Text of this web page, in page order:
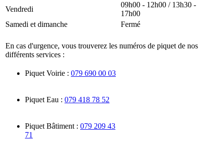
Vendredi
09h00 - 12h00 / 13h30 -
17h00
Samedi et dimanche
Fermé
En cas d'urgence, vous trouverez les numéros de piquet de nos
différents services :
Piquet Voirie : 079 690 00 03
Piquet Eau : 079 418 78 52
Piquet Bâtiment : 079 209 43
71